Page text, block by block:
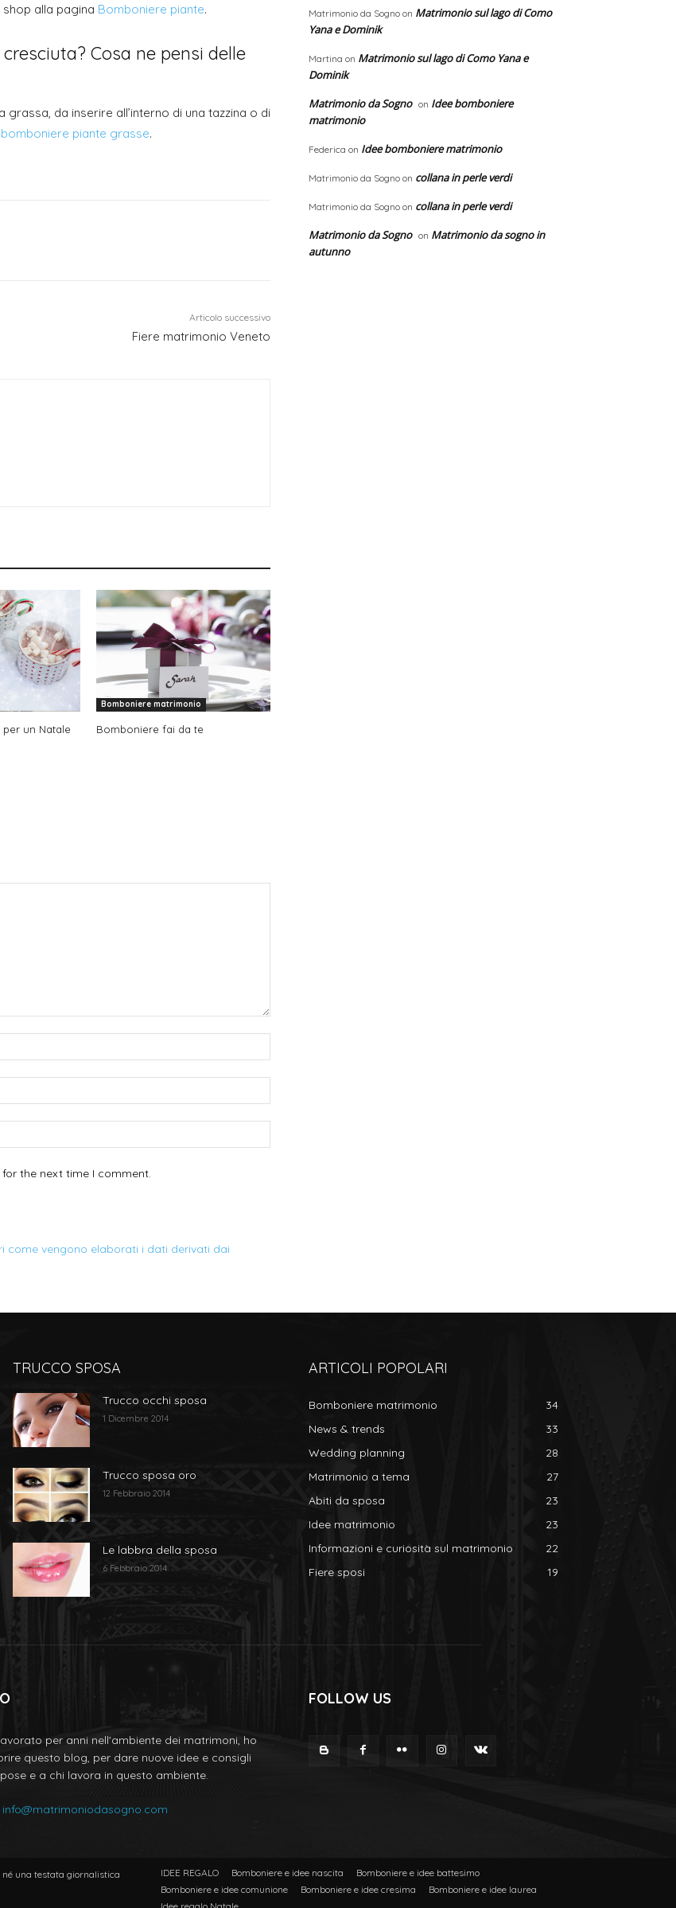
alla pagina Bomboniere piante.
Cosa ne pensi delle
da inserire all’interno di una tazzina o di
piante grasse.
Articolo successivo
Fiere matrimonio Veneto
un Natale
Bomboniere matrimonio
Bomboniere fai da te
the next time I comment.
come vengono elaborati i dati derivati dai
Matrimonio da Sogno on Matrimonio sul lago di Como
Yana e Dominik
Martina on Matrimonio sul lago di Como Yana e
Dominik
Matrimonio da Sogno on Idee bomboniere
matrimonio
Federica on Idee bomboniere matrimonio
Matrimonio da Sogno on collana in perle verdi
Matrimonio da Sogno on collana in perle verdi
Matrimonio da Sogno on Matrimonio da sogno in
autunno
TRUCCO SPOSA
Trucco occhi sposa
1 Dicembre 2014
Trucco sposa oro
12 Febbraio 2014
Le labbra della sposa
6 Febbraio 2014
ARTICOLI POPOLARI
Bomboniere matrimonio
34
News & trends
33
Wedding planning
28
Matrimonio a tema
27
Abiti da sposa
23
Idee matrimonio
23
Informazioni e curiosità sul matrimonio
22
Fiere sposi
19
per anni nell'ambiente dei matrimoni, ho
questo blog, per dare nuove idee e consigli
e a chi lavora in questo ambiente.
info@matrimoniodasogno.com
FOLLOW US
una testata giornalistica
IDEE REGALO Bomboniere e idee nascita
Bomboniere e idee battesimo
Bomboniere e idee comunione
Bomboniere e idee cresima
Bomboniere e idee laurea